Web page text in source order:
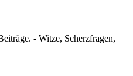
- Witze, Scherzfragen,